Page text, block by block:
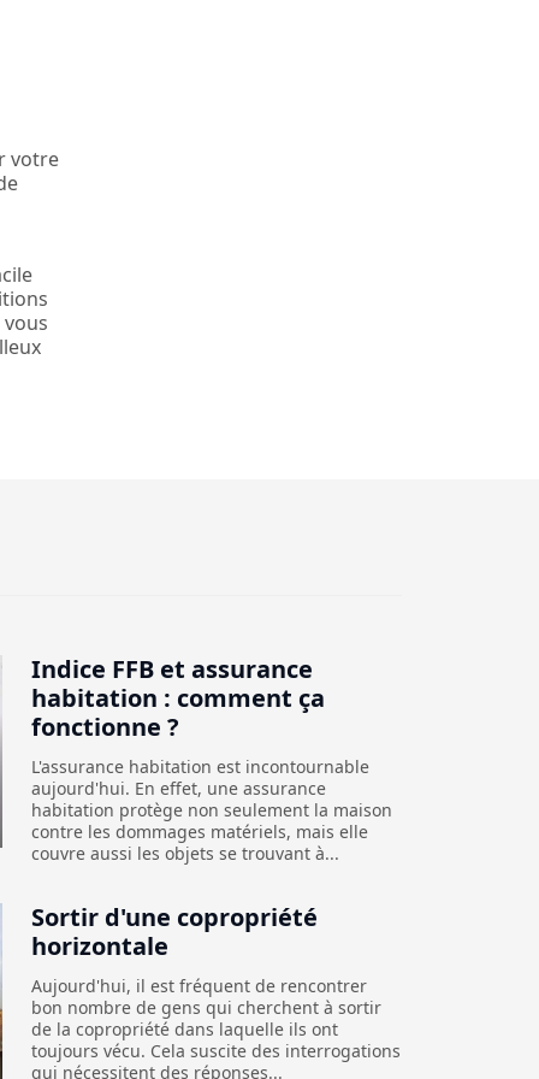
votre
Indice FFB et assurance
habitation : comment ça
fonctionne ?
L'assurance habitation est incontournable
aujourd'hui. En effet, une assurance
habitation protège non seulement la maison
contre les dommages matériels, mais elle
couvre aussi les objets se trouvant à...
Sortir d'une copropriété
horizontale
Aujourd'hui, il est fréquent de rencontrer
bon nombre de gens qui cherchent à sortir
de la copropriété dans laquelle ils ont
toujours vécu. Cela suscite des interrogations
qui nécessitent des réponses...